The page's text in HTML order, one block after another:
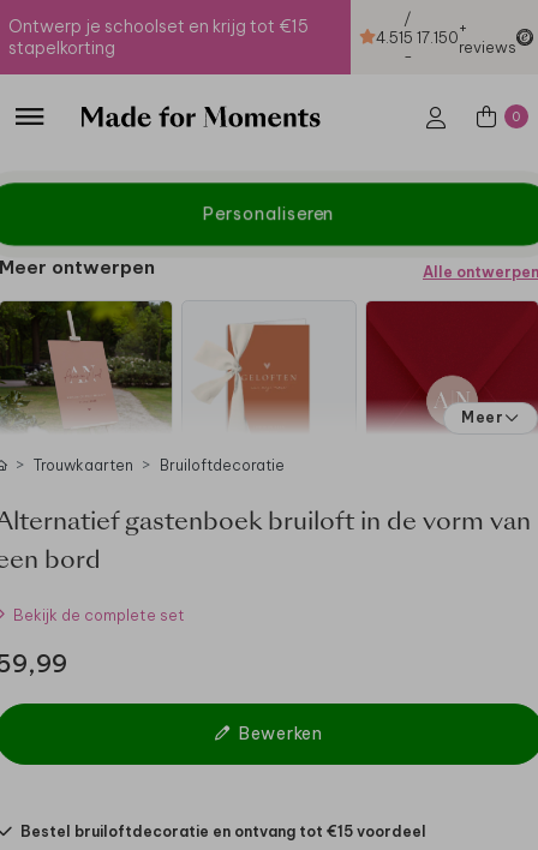
Ontwerp je schoolset en krijg tot €15
stapelkorting
4.51
/
5
-
17.150+
reviews
0
Personaliseren
Meer ontwerpen Alle ontwerpen
Meer
Trouwkaarten Bruiloftdecoratie
gastenboek bruiloft in de vorm van
bord
Bekijk de complete set
Bewerken
Bestel bruiloftdecoratie en ontvang tot €15 voordeel